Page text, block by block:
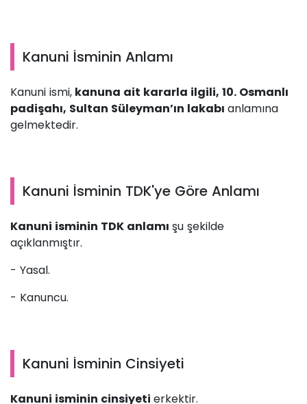
Kanuni İsminin Anlamı
Kanuni ismi, kanuna ait kararla ilgili, 10. Osmanlı
padişahı, Sultan Süleyman’ın lakabı anlamına
gelmektedir.
Kanuni İsminin TDK'ye Göre Anlamı
Kanuni isminin TDK anlamı şu şekilde
açıklanmıştır.
- Yasal.
- Kanuncu.
Kanuni İsminin Cinsiyeti
Kanuni isminin cinsiyeti erkektir.